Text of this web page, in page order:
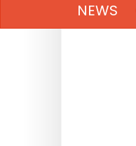
NEWS